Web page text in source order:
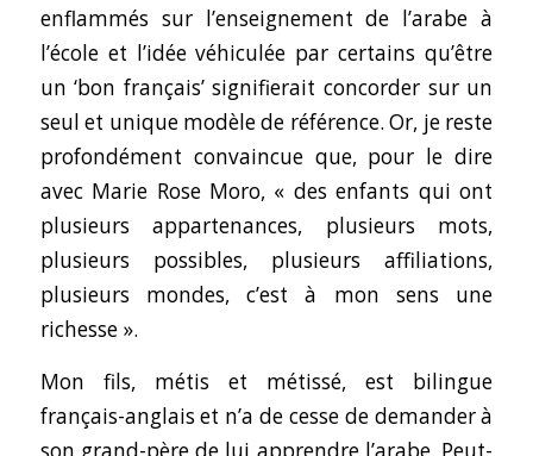
enflammés sur l’enseignement de l’arabe à
l’école et l’idée véhiculée par certains qu’être
un ‘bon français’ signifierait concorder sur un
seul et unique modèle de référence. Or, je reste
profondément convaincue que, pour le dire
avec Marie Rose Moro, « des enfants qui ont
plusieurs appartenances, plusieurs mots,
plusieurs possibles, plusieurs affiliations,
plusieurs mondes, c’est à mon sens une
richesse ».
Mon fils, métis et métissé, est bilingue
français-anglais et n’a de cesse de demander à
son grand-père de lui apprendre l’arabe. Peut-